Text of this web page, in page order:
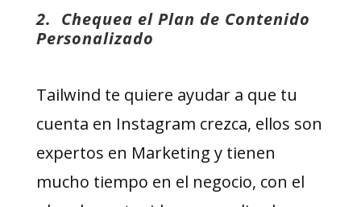
2. Chequea el Plan de Contenido
Personalizado
Tailwind te quiere ayudar a que tu
cuenta en Instagram crezca, ellos son
expertos en Marketing y tienen
mucho tiempo en el negocio, con el